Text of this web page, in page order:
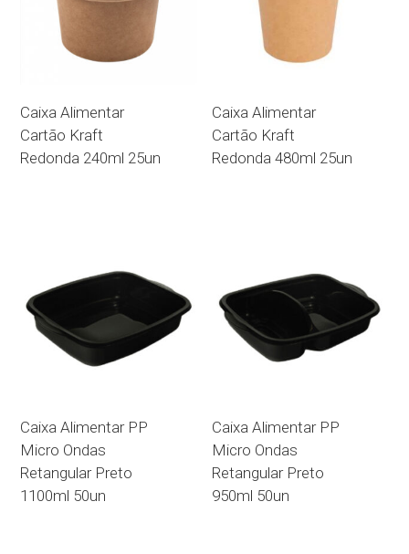
Caixa Alimentar
Cartão Kraft
Redonda 240ml 25un
Caixa Alimentar
Cartão Kraft
Redonda 480ml 25un
Caixa Alimentar PP
Micro Ondas
Retangular Preto
1100ml 50un
Caixa Alimentar PP
Micro Ondas
Retangular Preto
950ml 50un